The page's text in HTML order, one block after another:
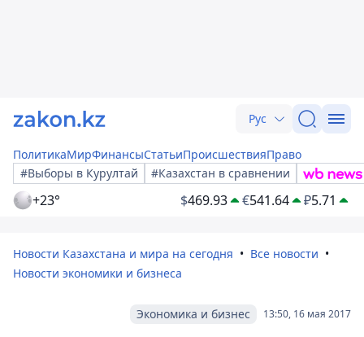
Рус
ПолитикаМирФинансыСтатьиПроисшествияПраво
#Выборы в Курултай
#Казахстан в сравнении
+23° $469.93 €541.64 ₽5.71
Новости Казахстана и мира на сегодня
Все новости
Новости экономики и бизнеса
13:50, 16 мая 2017
Экономика и бизнес